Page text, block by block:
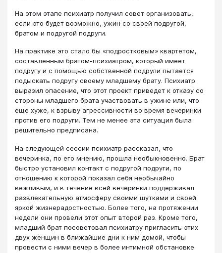
На этом этапе психиатр получил совет организовать,
если это будет возможно, ужин со своей подругой,
братом и подругой подруги.
На практике это стало бы «подростковым» квартетом,
составленным братом-психиатром, который имеет
подругу и с помощью собственной подрули пытается
подыскать подругу своему младшему брату. Психиатр
выразил опасение, что этот проект приведет к отказу со
стороны младшего брата участвовать в ужине или, что
еще хуже, к взрыву агрессивности во время вечеринки
против его подруги. Тем не менее эта ситуация была
решительно предписана.
На следующей сессии психиатр рассказал, что
вечеринка, по его мнению, прошла необыкновенно. Брат
быстро установил контакт с подругой подруги, по
отношению к которой показал себя необычайно
вежливым, и в течение всей вечеринки поддерживал
развлекательную атмосферу своими шутками и своей
яркой жизнерадостностью. Более того, на протяжении
недели они провели этот опыт второй раз. Кроме того,
младший брат посоветовал психиатру пригласить этих
двух женщин в ближайшие дни к ним домой, чтобы
провести с ними вечер в более интимной обстановке.